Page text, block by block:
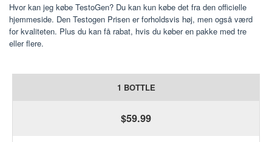
Hvor kan jeg købe TestoGen? Du kan kun købe det fra den officielle
hjemmeside. Den Testogen Prisen er forholdsvis høj, men også værd
for kvaliteten. Plus du kan få rabat, hvis du køber en pakke med tre
eller flere.
1 BOTTLE
$59.99